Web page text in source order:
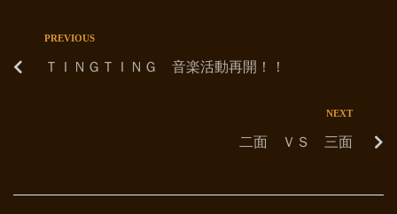
PREVIOUS
ＴＩＮＧＴＩＮＧ 音楽活動再開！！
NEXT
二面 ＶＳ 三面